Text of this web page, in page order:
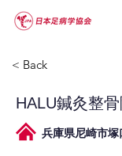
< Back
HALU鍼灸整
兵庫県尼崎市